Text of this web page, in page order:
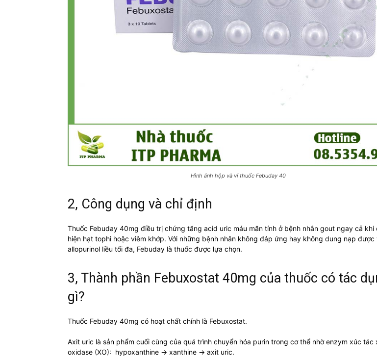
Hình ảnh hộp và vỉ thuốc Febuday 40
2, Công dụng và chỉ định
Thuốc Febuday 40mg điều trị chứng tăng acid uric máu mãn tính ở bệnh nhân gout ngay cả khi
hiện hạt tophi hoặc viêm khớp. Với những bệnh nhân không đáp ứng hay không dung nạp được
allopurinol liều tối đa, Febuday là thuốc được lựa chọn.
3, Thành phần Febuxostat 40mg của thuốc có tác
gì?
Thuốc Febuday 40mg có hoạt chất chính là Febuxostat.
Axit uric là sản phẩm cuối cùng của quá trình chuyển hóa purin trong cơ thể nhờ enzym xúc tác
oxidase (XO): hypoxanthine → xanthine → axit uric.